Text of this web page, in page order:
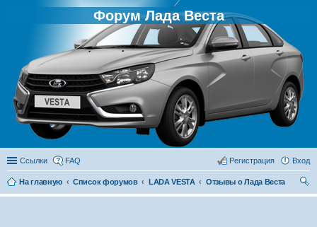
Форум Лада Веста
Ссылки FAQ Вход
Регистрация
На главную Список форумов LADA VESTA
Отзывы о Лада Веста
ои